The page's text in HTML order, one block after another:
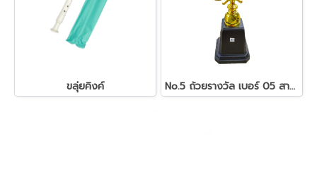
ขลุ่ยคิงค์ No.5 ถ้วยรางวัล เบอร์ 05 สามารถเลือกชนิดหัวรางวัลได้